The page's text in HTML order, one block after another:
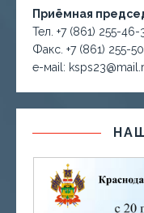
Приёмная
Тел. +7 (861) 255-46-
Факс. +7 (861) 255-
е-маil: